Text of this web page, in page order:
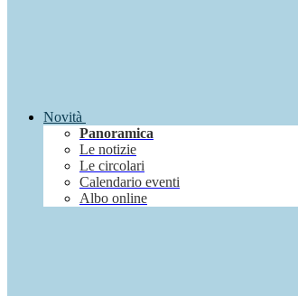
Novità
Panoramica
Le notizie
Le circolari
Calendario eventi
Albo online